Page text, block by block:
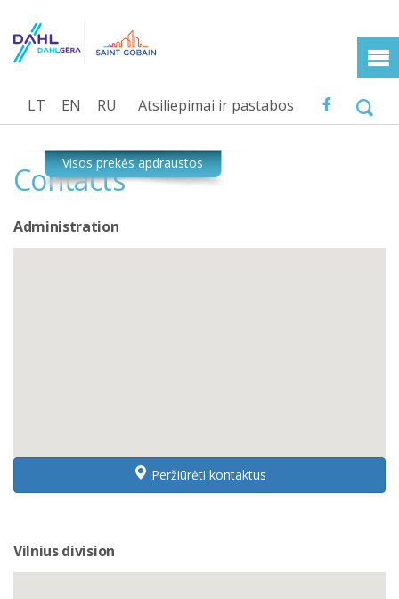
Atsiliepimai ir pastabos
LT EN RU
Сontacts
Administration
Peržiūrėti kontaktus
Vilnius division